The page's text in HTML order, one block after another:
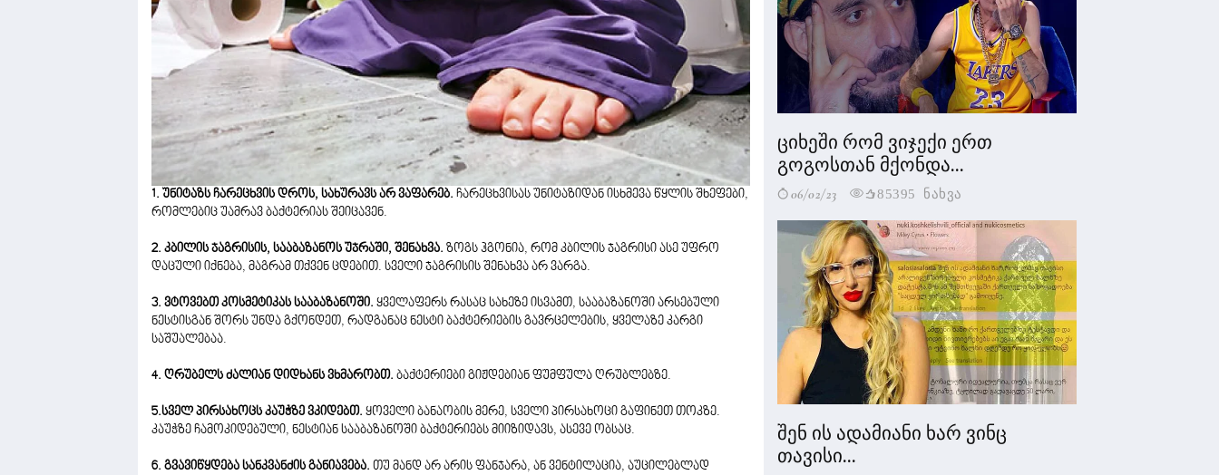
1. უნიტაზს ჩარეცხვის დროს, სახურავს არ ვაფარებ. ჩარეცხვისას უნიტაზიდან ისხმევა წყლის შხეფები,
რომლებიც უამრავ ბაქტერიას შეიცავენ.
2. კბილის ჯაგრისის, სააბაზანოს უჯრაში, შენახვა. ზოგს ჰგონია, რომ კბილის ჯაგრისი ასე უფრო
დაცული იქნება, მაგრამ თქვენ ცდებით. სველი ჯაგრისის შენახვა არ ვარგა.
3. ვტოვებთ კოსმეტიკას სააბაზანოში. ყველაფერს რასაც სახეზე ისვამთ, სააბაზანოში არსებული
ნესტისგან შორს უნდა გქონდეთ, რადგანაც ნესტი ბაქტერიების გავრცელების, ყველაზე კარგი
საშუალებაა.
4. ღრუბელს ძალიან დიდხანს ვხმარობთ. ბაქტერიები გიჟდებიან ფუმფულა ღრუბლებზე.
5.სველ პირსახოცს კაუჭზე ვკიდებთ. ყოველი ბანაობის მერე, სველი პირსახოცი გაფინეთ თოკზე.
კაუჭზე ჩამოკიდებული, ნესტიან სააბაზანოში ბაქტერიებს მიიზიდავს, ასევე ობსაც.
6. გვავიწყდება სანკვანძის განიავება. თუ მანდ არ არის ფანჯარა, ან ვენტილაცია, აუცილებლად
ციხეში რომ ვიჯექი ერთ
გოგოსთან მქონდა...
06/02/23 85395 ნახვა
შენ ის ადამიანი ხარ ვინც
თავისი...